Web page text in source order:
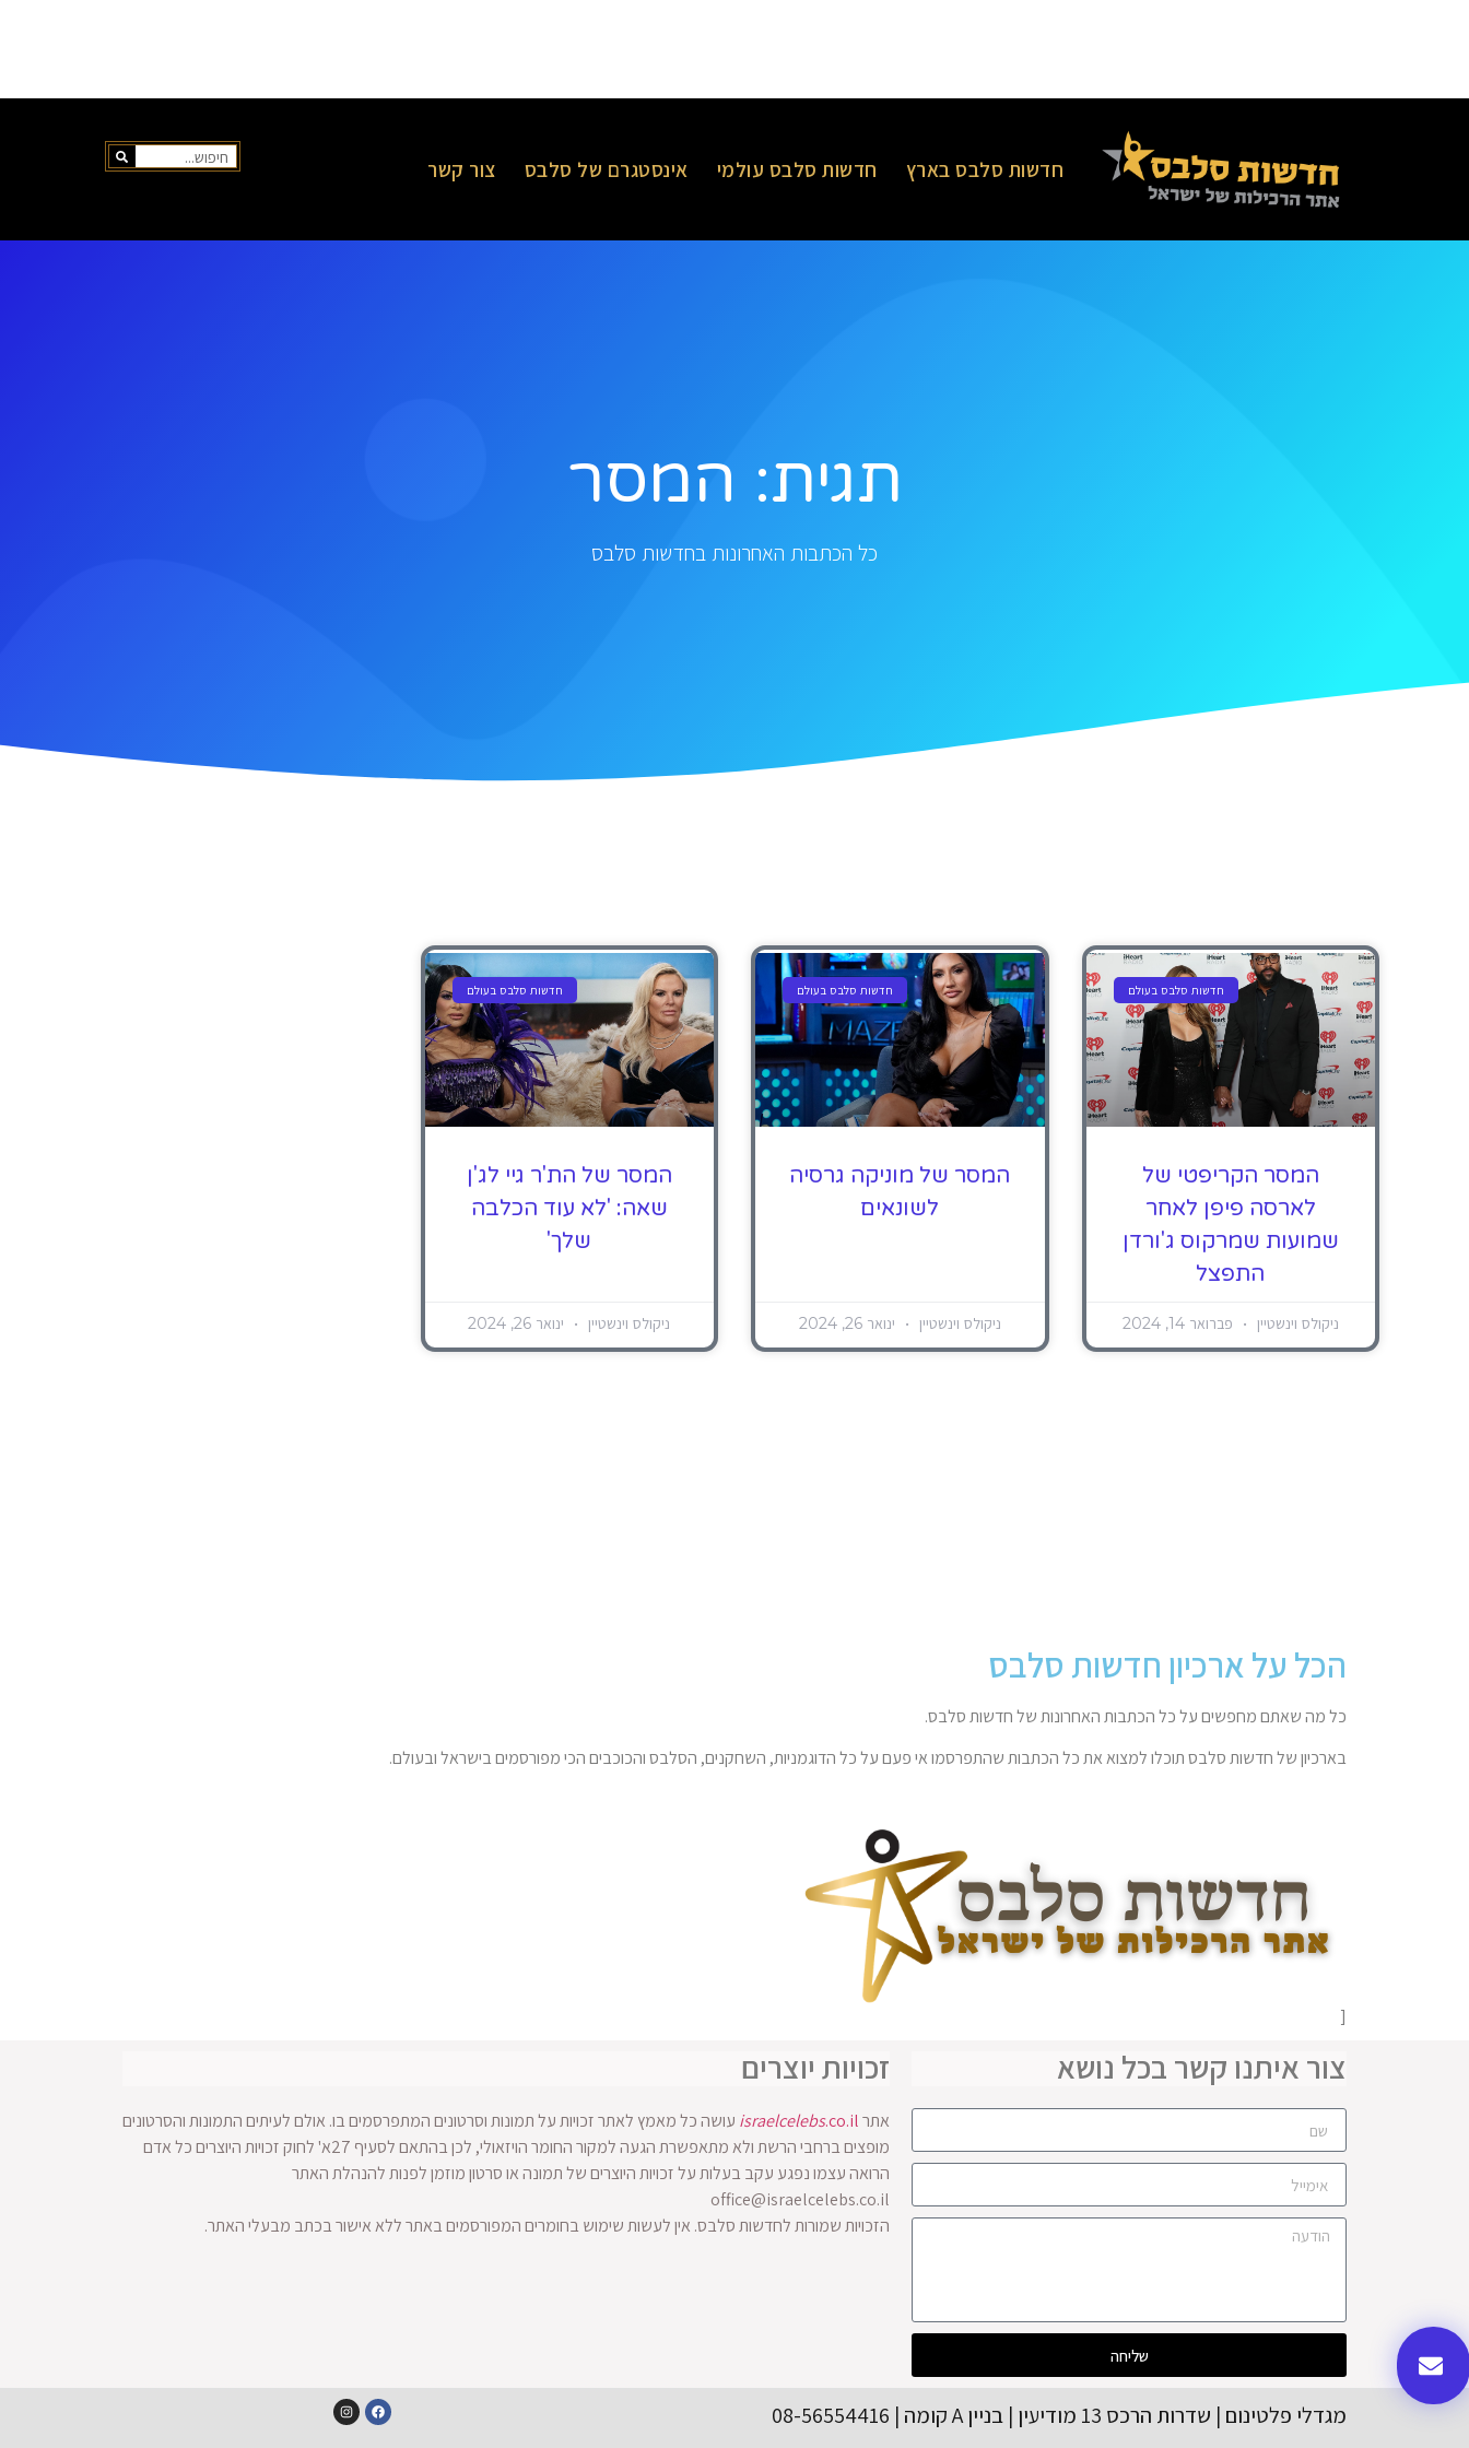
חדשות סלבס בארץ חדשות סלבס עולמי אינסטגרם של סלבס צור קשר
תגית: המסר
כל הכתבות האחרונות בחדשות סלבס
חדשות סלבס בעולם
המסר הקריפטי של
לארסה פיפן לאחר
שמועות שמרקוס ג'ורדן
התפצל
ניקולס וינשטיין פברואר 14, 2024
חדשות סלבס בעולם
המסר של מוניקה גרסיה
לשונאים
ניקולס וינשטיין ינואר 26, 2024
חדשות סלבס בעולם
המסר של הת'ר גיי לג'ן
שאה: 'לא עוד הכלבה
שלך'
ניקולס וינשטיין ינואר 26, 2024
הכל על ארכיון חדשות סלבס
כל מה שאתם מחפשים על כל הכתבות האחרונות של חדשות סלבס.
בארכיון של חדשות סלבס תוכלו למצוא את כל הכתבות שהתפרסמו אי פעם על כל הדוגמניות, השחקנים, הסלבס והכוכבים הכי מפורסמים בישראל ובעולם.
[
צור איתנו קשר בכל נושא
שליחה
זכויות יוצרים
אתר israelcelebs.co.il
עושה כל מאמץ לאתר זכויות על תמונות וסרטונים המתפרסמים בו. אולם לעיתים התמונות והסרטונים
מופצים ברחבי הרשת ולא מתאפשרת הגעה למקור החומר הויזאולי, לכן בהתאם לסעיף 27א' לחוק זכויות היוצרים כל אדם
הרואה עצמו נפגע עקב בעלות על זכויות היוצרים של תמונה או סרטון מוזמן לפנות להנהלת האתר
office@israelcelebs.co.il
הזכויות שמורות לחדשות סלבס. אין לעשות שימוש בחומרים המפורסמים באתר ללא אישור בכתב מבעלי האתר.
מגדלי פלטינום | שדרות הרכס 13 מודיעין | בניין A קומה | 08-56554416